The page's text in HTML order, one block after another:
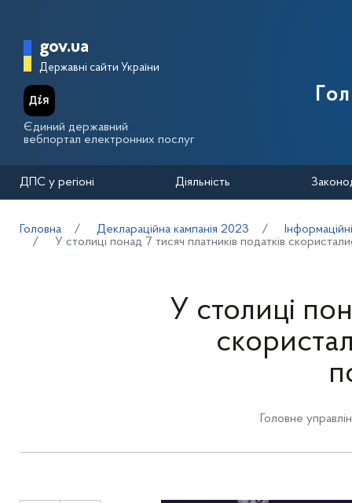
Головна сторінка Державної
gov.ua
Державні сайти України
Єдиний державний
вебпортал електронних послуг
ДПС у регіоні Діяльність
Головна Деклараційна кампанія 2023
У столиці понад 7 тисяч платників податків
У столиці
Головне